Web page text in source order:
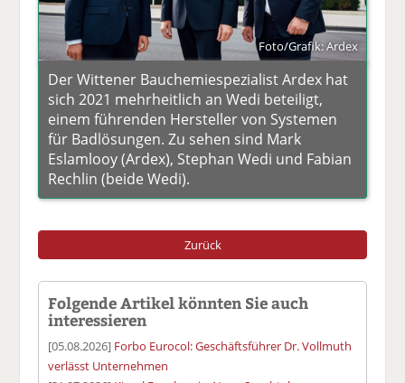
Foto/Grafik: Ardex
Der Wittener Bauchemiespezialist Ardex hat
sich 2021 mehrheitlich an Wedi beteiligt,
einem führenden Hersteller von Systemen
für Badlösungen. Zu sehen sind Mark
Eslamlooy (Ardex), Stephan Wedi und Fabian
Rechlin (beide Wedi).
Zurück
Folgende Artikel könnten Sie auch
interessieren
[05.08.2026] Forbo Eurocol: Geschäftsführer Dr. Vollmuth
verlässt Unternehmen